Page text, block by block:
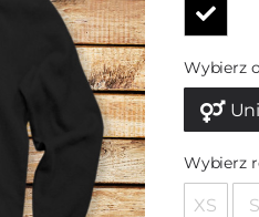
Wybierz
Wybierz
XS S